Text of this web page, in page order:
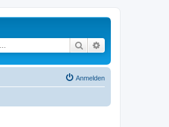
Suche
Anmelden